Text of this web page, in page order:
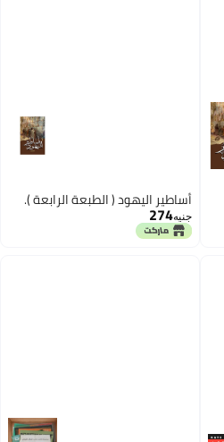
أساطير اليهود ( الطبعة الرابعة ).
جنيه274